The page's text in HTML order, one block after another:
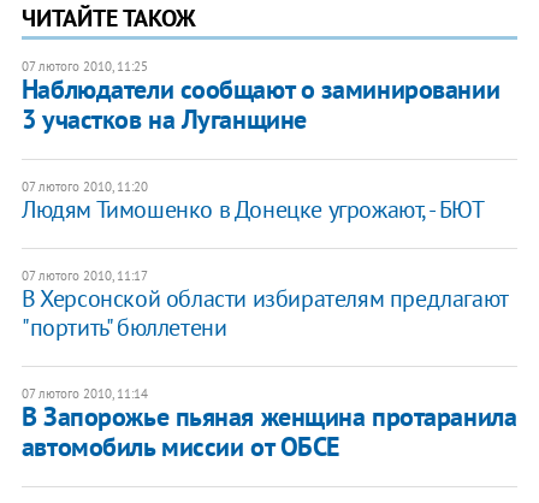
ЧИТАЙТЕ ТАКОЖ
07 лютого 2010, 11:25
Наблюдатели сообщают о заминировании
3 участков на Луганщине
07 лютого 2010, 11:20
Людям Тимошенко в Донецке угрожают, - БЮТ
07 лютого 2010, 11:17
В Херсонской области избирателям предлагают
"портить" бюллетени
07 лютого 2010, 11:14
В Запорожье пьяная женщина протаранила
автомобиль миссии от ОБСЕ